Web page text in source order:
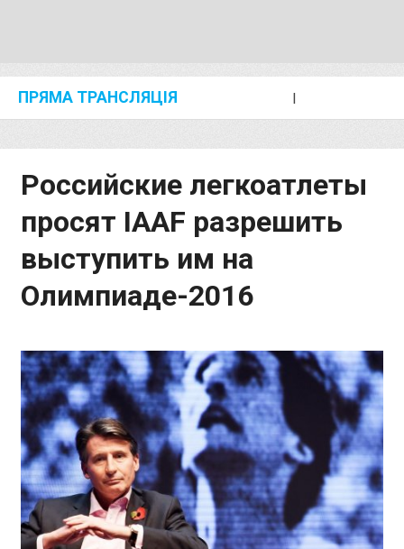
ПРЯМА ТРАНСЛЯЦІЯ I
Российские легкоатлеты
просят IAAF разрешить
выступить им на
Олимпиаде-2016